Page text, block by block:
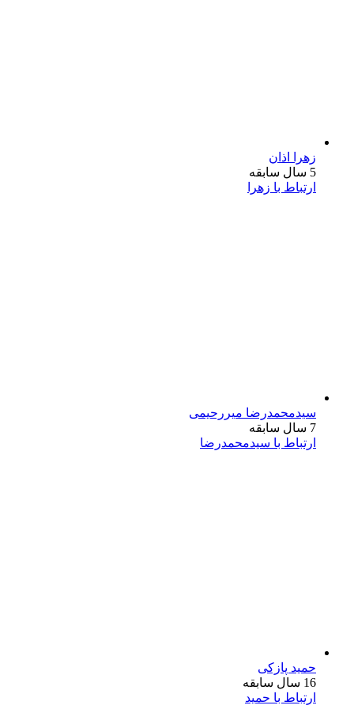
زهرا اذان
5 سال سابقه
ارتباط با زهرا
سیدمحمدرضا میررحیمی
7 سال سابقه
ارتباط با سیدمحمدرضا
حمید پازکی
16 سال سابقه
ارتباط با حمید